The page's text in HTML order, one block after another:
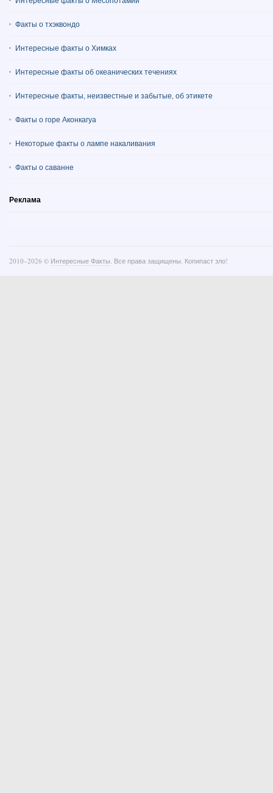
Факты о тхэквондо
Интересные факты о Химках
Интересные факты об океанических течениях
Интересные факты, неизвестные и забытые, об этикете
Факты о горе Аконкагуа
Некоторые факты о лампе накаливания
Факты о саванне
Реклама
2010–2026 © Интересные Факты. Все права защищены. Копипаст зло!